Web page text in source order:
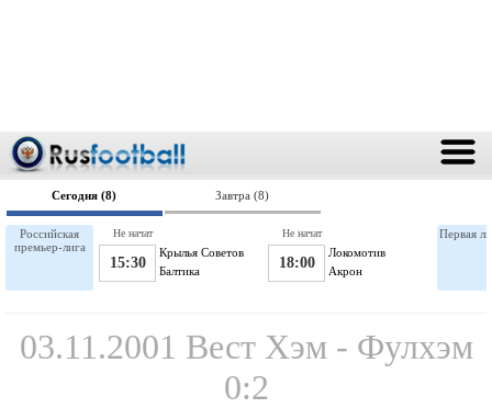
Сегодня (8) Завтра (8)
Российская
премьер-лига
Крылья Советов
15:30 Балтика
Не начат
Локомотив
18:00 Акрон
Не начат Первая
03.11.2001 Вест Хэм - Фулхэм
0:2